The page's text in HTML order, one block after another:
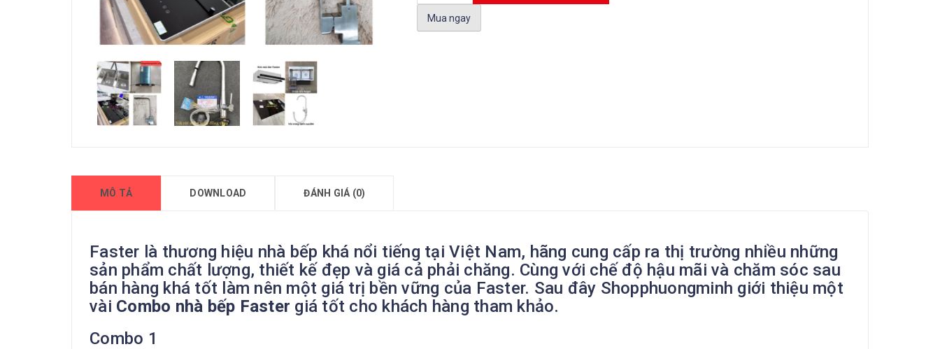
Mua ngay
MÔ TẢ DOWNLOAD ĐÁNH GIÁ (0)
Faster là thương hiệu nhà bếp khá nổi tiếng tại Việt Nam, hãng cung cấp ra thị trường nhiều những
sản phẩm chất lượng, thiết kế đẹp và giá cả phải chăng. Cùng với chế độ hậu mãi và chăm sóc sau
bán hàng khá tốt làm nên một giá trị bền vững của Faster. Sau đây Shopphuongminh giới thiệu một
vài Combo nhà bếp Faster giá tốt cho khách hàng tham khảo.
Combo 1